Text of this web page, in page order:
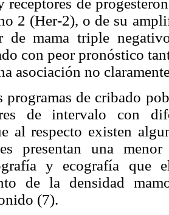
receptores de
2 (Her-2), o de su
de mama triple
con peor pronóstico
asociación no
programas de cribado
de intervalo con
al respecto existen
presentan una
y ecografía que
de la densidad
(7).